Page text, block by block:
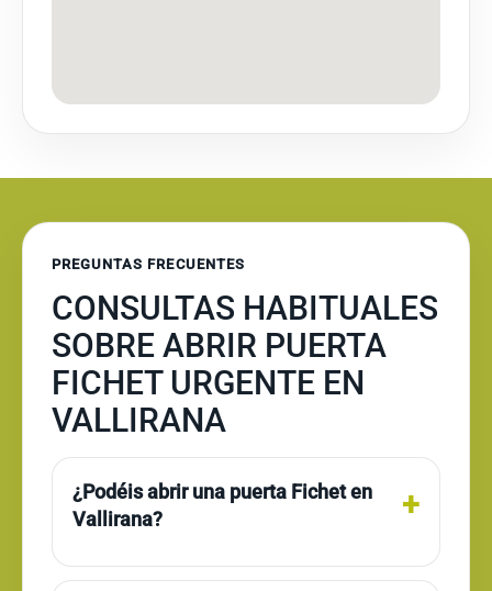
PREGUNTAS FRECUENTES
CONSULTAS HABITUALES
SOBRE ABRIR PUERTA
FICHET URGENTE EN
VALLIRANA
¿Podéis abrir una puerta Fichet en
Vallirana?